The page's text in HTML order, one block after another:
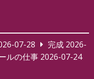
07-28 完成 2026-
ルの仕事 2026-07-24